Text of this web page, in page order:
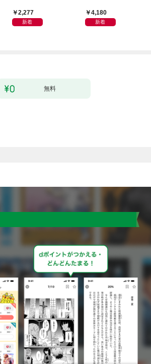
2,277
新着
4,180
新着
無料